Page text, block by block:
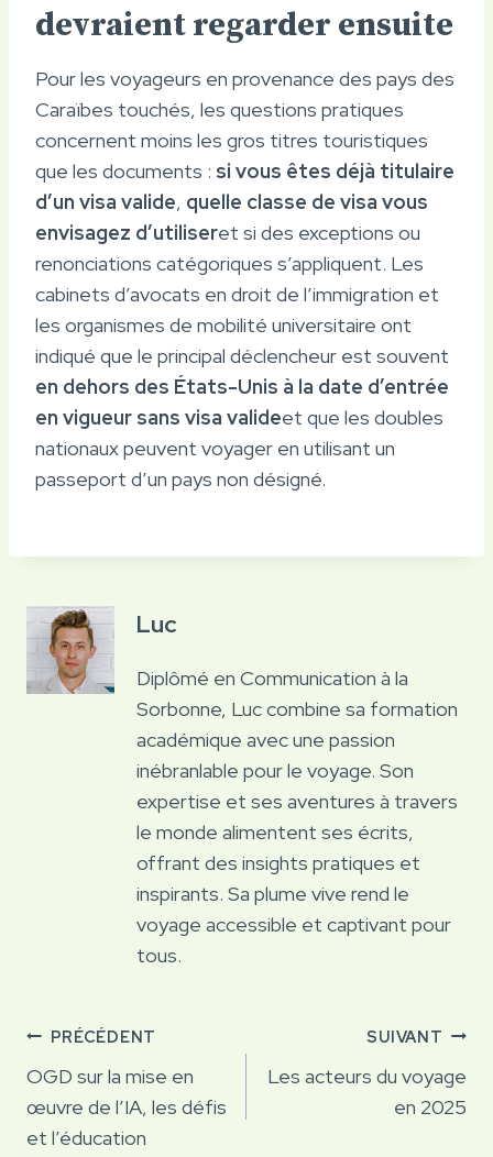
devraient regarder ensuite
Pour les voyageurs en provenance des pays des
Caraïbes touchés, les questions pratiques
concernent moins les gros titres touristiques
que les documents : si vous êtes déjà titulaire
d’un visa valide, quelle classe de visa vous
envisagez d’utiliseret si des exceptions ou
renonciations catégoriques s’appliquent. Les
cabinets d’avocats en droit de l’immigration et
les organismes de mobilité universitaire ont
indiqué que le principal déclencheur est souvent
en dehors des États-Unis à la date d’entrée
en vigueur sans visa valideet que les doubles
nationaux peuvent voyager en utilisant un
passeport d’un pays non désigné.
Luc
Diplômé en Communication à la
Sorbonne, Luc combine sa formation
académique avec une passion
inébranlable pour le voyage. Son
expertise et ses aventures à travers
le monde alimentent ses écrits,
offrant des insights pratiques et
inspirants. Sa plume vive rend le
voyage accessible et captivant pour
tous.
Navigation
de
l’article
PRÉCÉDENT
OGD sur la mise en
œuvre de l’IA, les défis
et l’éducation
SUIVANT
Les acteurs du voyage
en 2025